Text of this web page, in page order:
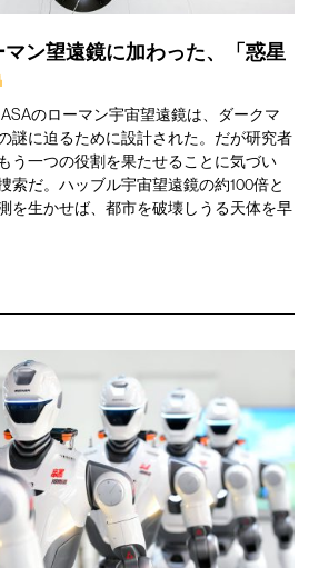
ン望遠鏡に加わった、「惑星
のローマン宇宙望遠鏡は、ダークマ
謎に迫るために設計された。だが研究者
う一つの役割を果たせることに気づい
索だ。ハッブル宇宙望遠鏡の約100倍と
を生かせば、都市を破壊しうる天体を早